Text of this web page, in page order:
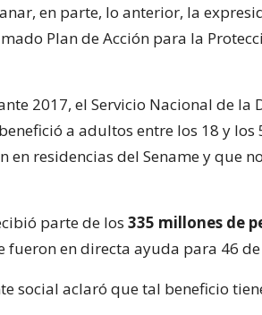
en parte, lo anterior, la
Plan de Acción para la
2017, el Servicio Nacional de la
a adultos entre los 18 y los
en residencias del Sename y que
parte de los 335 millones de
en directa ayuda para 46 de
social aclaró que tal beneficio